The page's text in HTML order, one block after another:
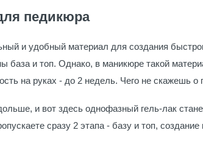
педикюра
и удобный материал для создания
база и топ. Однако, в маникюре такой
на руках - до 2 недель. Чего не скажешь о
и вот здесь однофазный гель-лак
сразу 2 этапа - базу и топ,